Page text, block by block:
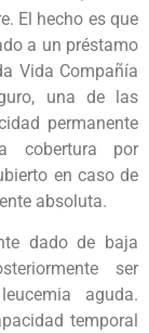
El hecho es que
a un préstamo
Vida Compañía
una de las
permanente
cobertura por
en caso de
absoluta.
dado de baja
ser
aguda.
temporal